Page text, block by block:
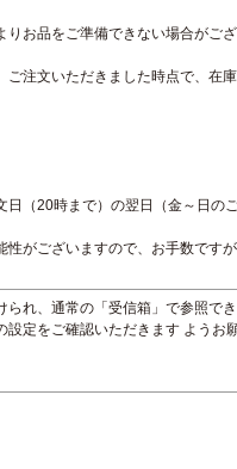
お品をご準備できない場合がご
ご注文いただきました時点で、在
（20時まで）の翌日（金～日の
がございますので、お手数です
れ、通常の「受信箱」で参照で
定をご確認いただきます ようお